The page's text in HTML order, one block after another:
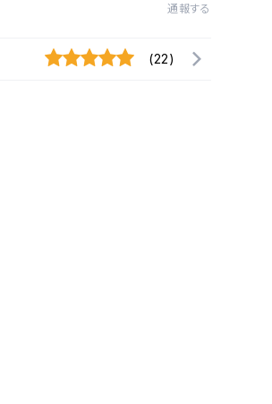
通報する
(22)